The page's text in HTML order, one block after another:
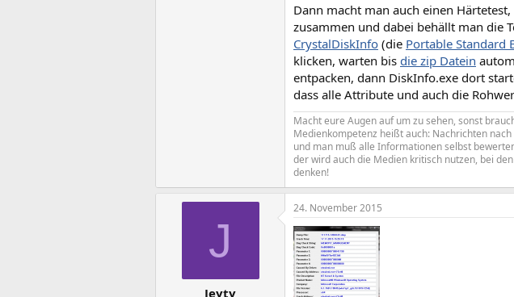
Dann macht man auch einen
zusammen und dabei behällt man die
CrystalDiskInfo (die Portable Standard
klicken, warten bis die zip Datein
entpacken, dann DiskInfo.exe dort
dass alle Attribute und auch die
Macht eure Augen auf um zu sehen, sonst
Medienkompetenz heißt auch: Nachrichten
und man muß alle Informationen selbst
der wird auch die Medien kritisch nutzen, bei
denken!
J
Jeyty
24. November 2015